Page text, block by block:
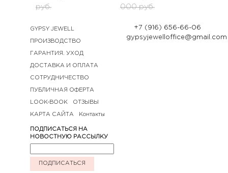
руб.
000 руб.
GYPSY JEWELL
ПРОИЗВОДСТВО
ГАРАНТИЯ. УХОД
ДОСТАВКА И ОПЛАТА
СОТРУДНИЧЕСТВО
ПУБЛИЧНАЯ ОФЕРТА
LOOK-BOOK ОТЗЫВЫ
КАРТА САЙТА Контакты
+7 (916) 656-66-06
gypsyjewelloffice@gmail.com
ПОДПИСАТЬСЯ НА
НОВОСТНУЮ РАССЫЛКУ
ПОДПИСАТЬСЯ